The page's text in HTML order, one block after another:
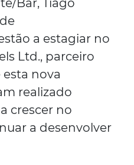
Bar, Tiago
a estagiar no
Ltd., parceiro
nova
realizado
crescer no
a desenvolver